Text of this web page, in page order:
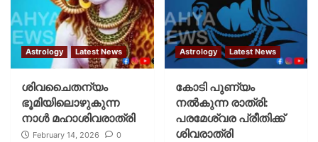
Astrology Latest News
ശിവചൈതന്യം
ഭൂമിയിലൊഴുകുന്ന
നാള്‍ മഹാശിവരാത്രി
February 14, 2026 0
Astrology Latest News
കോടി പുണ്യം
നല്‍കുന്ന രാത്രി:
പരമേശ്വര പ്രീതിക്ക്
ശിവരാത്രി